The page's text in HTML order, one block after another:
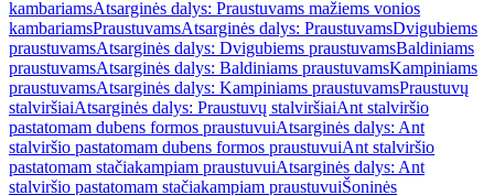
kambariamsAtsarginės dalys: Praustuvams mažiems vonios
kambariamsPraustuvamsAtsarginės dalys: PraustuvamsDvigubiems
praustuvamsAtsarginės dalys: Dvigubiems praustuvamsBaldiniams
praustuvamsAtsarginės dalys: Baldiniams praustuvamsKampiniams
praustuvamsAtsarginės dalys: Kampiniams praustuvamsPraustuvų
stalviršiaiAtsarginės dalys: Praustuvų stalviršiaiAnt stalviršio
pastatomam dubens formos praustuvuiAtsarginės dalys: Ant
stalviršio pastatomam dubens formos praustuvuiAnt stalviršio
pastatomam stačiakampiam praustuvuiAtsarginės dalys: Ant
stalviršio pastatomam stačiakampiam praustuvuiŠoninės